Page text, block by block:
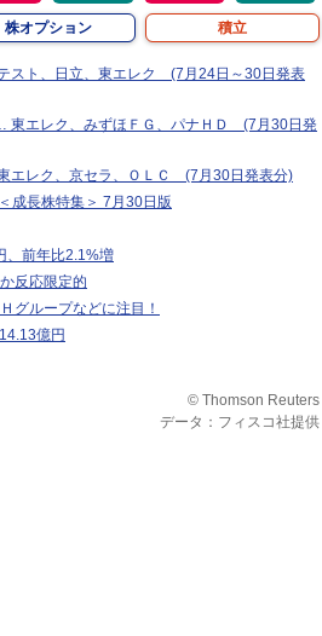
株オプション 積立
スト、日立、東エレク (7月24日～30日発表
東エレク、みずほＦＧ、パナＨＤ (7月30日発
エレク、京セラ、ＯＬＣ (7月30日発表分)
成長株特集＞ 7月30日版
、前年比2.1%増
反応限定的
ループなどに注目！
億円
© Thomson Reuters
データ：フィスコ社提供